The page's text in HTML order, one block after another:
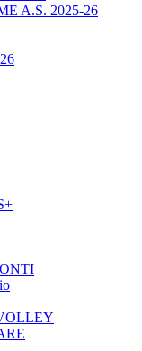
A.S. 2025-26